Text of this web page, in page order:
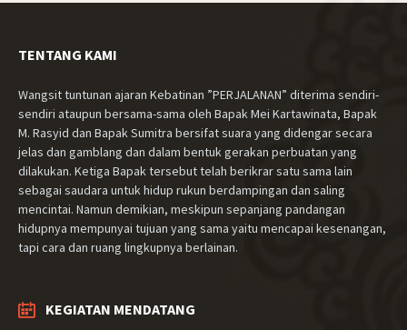
TENTANG KAMI
Wangsit tuntunan ajaran Kebatinan ”PERJALANAN” diterima sendiri-
sendiri ataupun bersama-sama oleh Bapak Mei Kartawinata, Bapak
M. Rasyid dan Bapak Sumitra bersifat suara yang didengar secara
jelas dan gamblang dan dalam bentuk gerakan perbuatan yang
dilakukan. Ketiga Bapak tersebut telah berikrar satu sama lain
sebagai saudara untuk hidup rukun berdampingan dan saling
mencintai. Namun demikian, meskipun sepanjang pandangan
hidupnya mempunyai tujuan yang sama yaitu mencapai kesenangan,
tapi cara dan ruang lingkupnya berlainan.
KEGIATAN MENDATANG